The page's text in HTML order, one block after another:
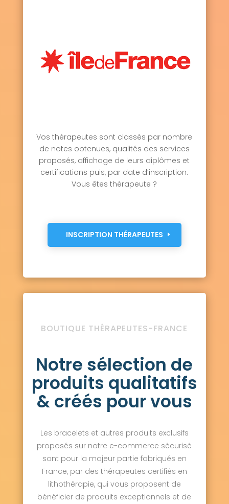
Vos thérapeutes sont classés par nombre
de notes obtenues, qualités des services
proposés, affichage de leurs diplômes et
certifications puis, par date d’inscription.
Vous êtes thérapeute ?
INSCRIPTION THÉRAPEUTES
BOUTIQUE THÉRAPEUTES-FRANCE
Notre sélection de
produits qualitatifs
& créés pour vous
Les bracelets et autres produits exclusifs
proposés sur notre e-commerce sécurisé
sont pour la majeur partie fabriqués en
France, par des thérapeutes certifiés en
lithothérapie, qui vous proposent de
bénéficier de produits exceptionnels et de